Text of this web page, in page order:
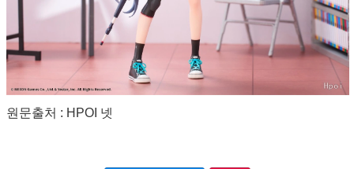
원문출처 : HPOI 넷